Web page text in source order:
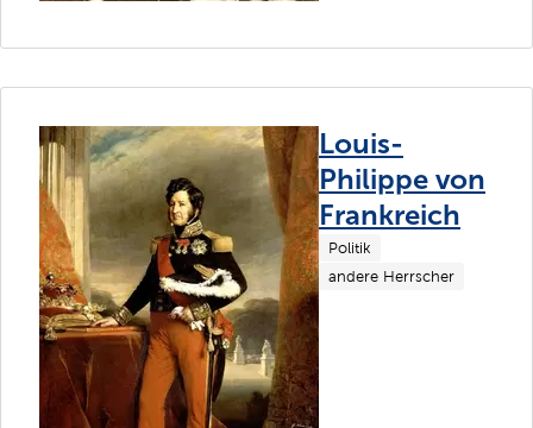
Louis-
Philippe von
Frankreich
Politik
andere Herrscher